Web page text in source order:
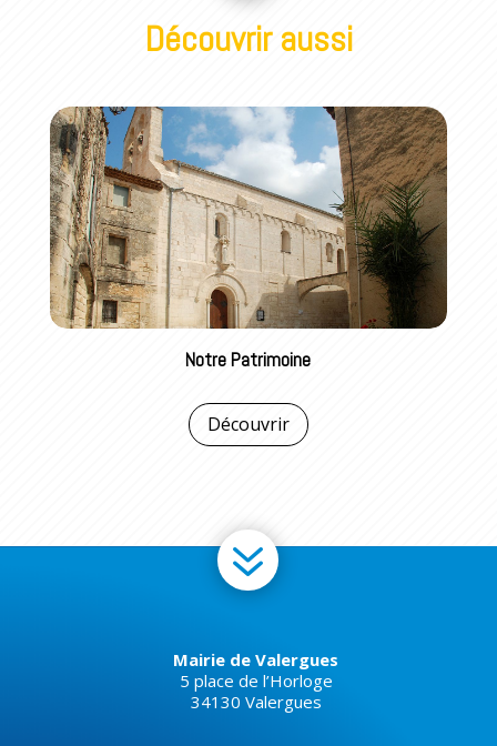
Découvrir aussi
Notre Patrimoine
Découvrir
7
Mairie de Valergues
5 place de l’Horloge
34130 Valergues